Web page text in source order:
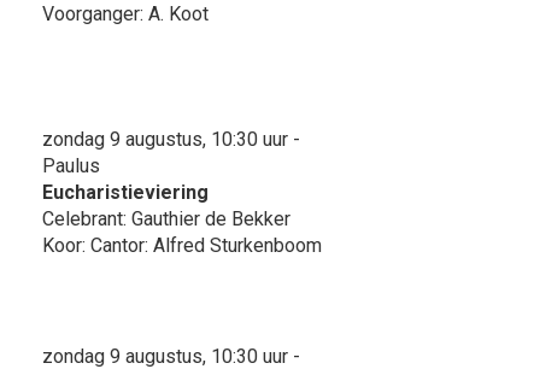
Voorganger: A. Koot
zondag 9 augustus, 10:30 uur -
Paulus
Eucharistieviering
Celebrant: Gauthier de Bekker
Koor: Cantor: Alfred Sturkenboom
zondag 9 augustus, 10:30 uur -